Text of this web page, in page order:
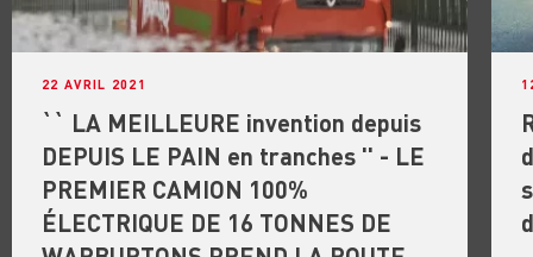
22 AVRIL 2021
`` LA MEILLEURE invention depuis
DEPUIS LE PAIN en tranches '' - LE
PREMIER CAMION 100%
ÉLECTRIQUE DE 16 TONNES DE